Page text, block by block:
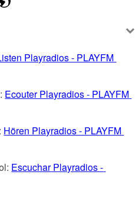
Playradios - PLAYFM
Ecouter Playradios - PLAYFM
Hören Playradios - PLAYFM
Escuchar Playradios -